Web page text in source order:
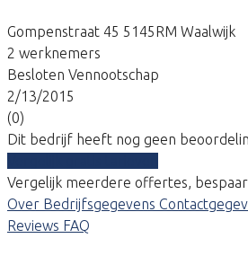
Gompenstraat 45 5145RM Waalwijk
2 werknemers
Besloten Vennootschap
2/13/2015
(0)
Dit bedrijf heeft nog geen
Vergelijk meerdere offertes,
Over Bedrijfsgegevens
Reviews FAQ